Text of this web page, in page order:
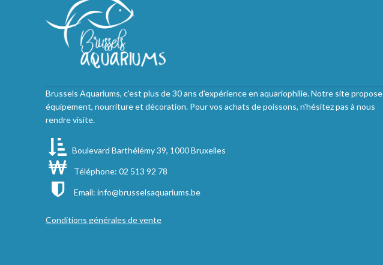
Brussels Aquariums, c'est plus de 30 ans d'expérience en aquariophilie. Notre site propose
équipement, nourriture et décoration. Pour vos achats de poissons, n'hésitez pas à nous
rendre visite.
Boulevard Barthélémy 39, 1000 Bruxelles
Téléphone: 02 513 92 78
Email: info@brusselsaquariums.be
Conditions générales de vente